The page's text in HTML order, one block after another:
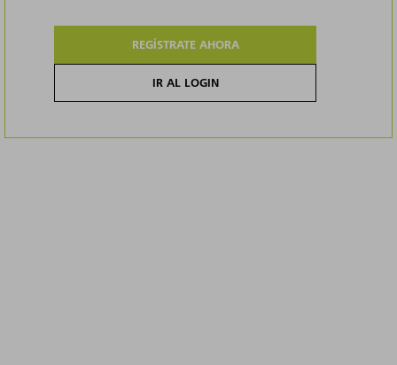
REGÍSTRATE AHORA
IR AL LOGIN